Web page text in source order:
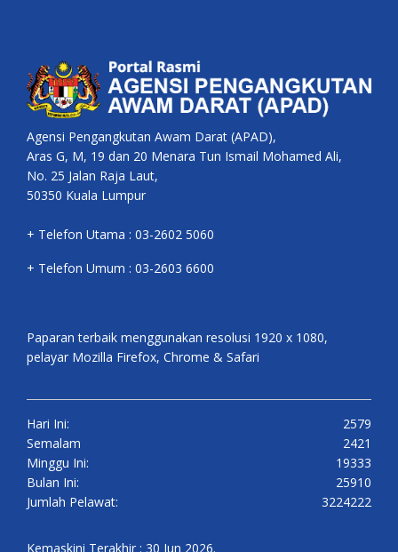
Agensi Pengangkutan Awam Darat (APAD),
Aras G, M, 19 dan 20 Menara Tun Ismail Mohamed Ali,
No. 25 Jalan Raja Laut,
50350 Kuala Lumpur
+ Telefon Utama : 03-2602 5060
+ Telefon Umum : 03-2603 6600
Paparan terbaik menggunakan resolusi 1920 x 1080,
pelayar Mozilla Firefox, Chrome & Safari
Hari Ini:
2579
Semalam
2421
Minggu Ini:
19333
Bulan Ini:
25910
Jumlah Pelawat:
3224222
Kemaskini Terakhir : 30 Jun 2026.